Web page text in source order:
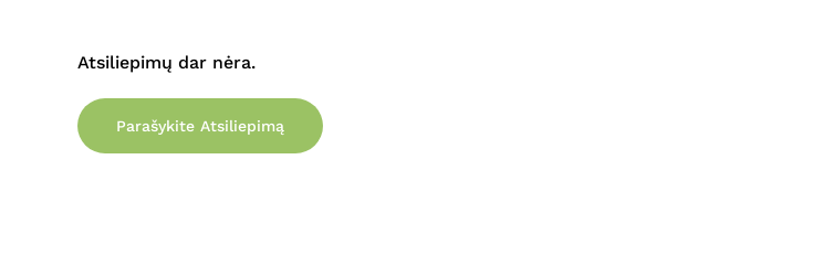
Atsiliepimų dar nėra.
Parašykite Atsiliepimą